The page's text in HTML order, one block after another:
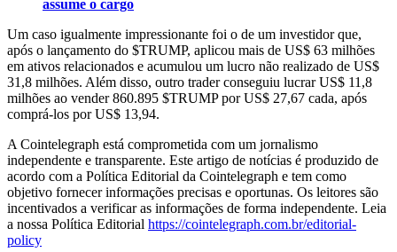
assume o cargo
Um caso igualmente impressionante foi o de um investidor que,
após o lançamento do $TRUMP, aplicou mais de US$ 63 milhões
em ativos relacionados e acumulou um lucro não realizado de US$
31,8 milhões. Além disso, outro trader conseguiu lucrar US$ 11,8
milhões ao vender 860.895 $TRUMP por US$ 27,67 cada, após
comprá-los por US$ 13,94.
A Cointelegraph está comprometida com um jornalismo
independente e transparente. Este artigo de notícias é produzido de
acordo com a Política Editorial da Cointelegraph e tem como
objetivo fornecer informações precisas e oportunas. Os leitores são
incentivados a verificar as informações de forma independente. Leia
a nossa Política Editorial https://cointelegraph.com.br/editorial-
policy